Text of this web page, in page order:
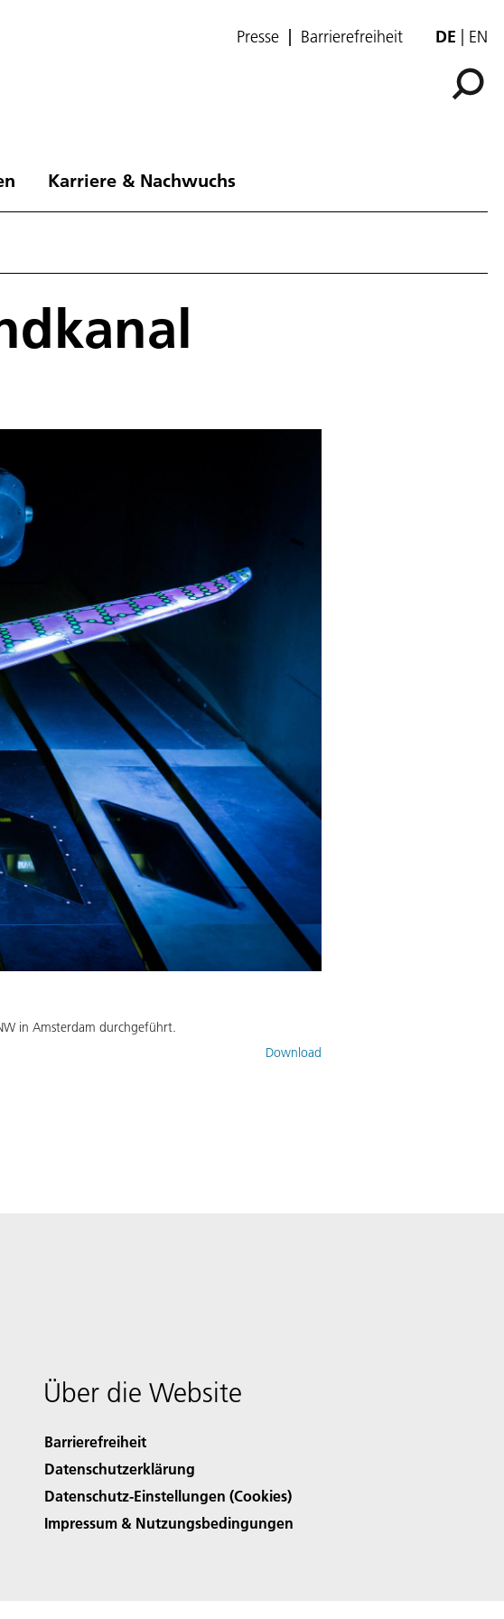
Presse Barrierefreiheit DE EN
Karriere & Nachwuchs
in Amsterdam durchgeführt.
Download
Über die Website
Barrierefreiheit
Datenschutzerklärung
Datenschutz-Einstellungen (Cookies)
Impressum & Nutzungsbedingungen